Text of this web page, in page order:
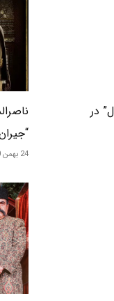
در
24 بهمن 1400